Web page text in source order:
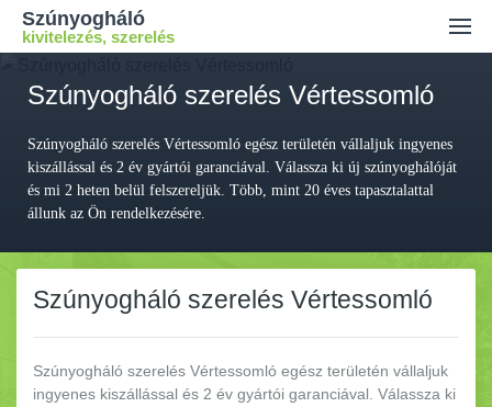
Szúnyogháló
kivitelezés, szerelés
Ajánlatkérés
Kiszállási díj
Kapcsolat
Szúnyogháló szerelés Vértessomló
Szúnyogháló szerelés Vértessomló egész területén vállaljuk ingyenes
kiszállással és 2 év gyártói garanciával. Válassza ki új szúnyoghálóját
és mi 2 heten belül felszereljük. Több, mint 20 éves tapasztalattal
állunk az Ön rendelkezésére.
Szúnyogháló szerelés Vértessomló
Szúnyogháló szerelés Vértessomló egész területén vállaljuk
ingyenes kiszállással és 2 év gyártói garanciával. Válassza ki